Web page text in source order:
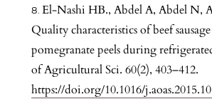
El-Nashi HB., Abdel A, Abdel N,
Quality characteristics of beef
pomegranate peels during
of Agricultural Sci. 60(2), 403–412.
https://doi.org/10.1016/